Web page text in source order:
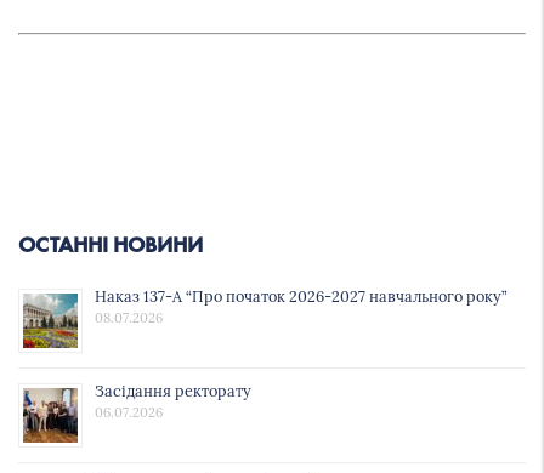
ОСТАННІ НОВИНИ
Наказ 137-А “Про початок 2026-2027 навчального року”
08.07.2026
Засідання ректорату
06.07.2026